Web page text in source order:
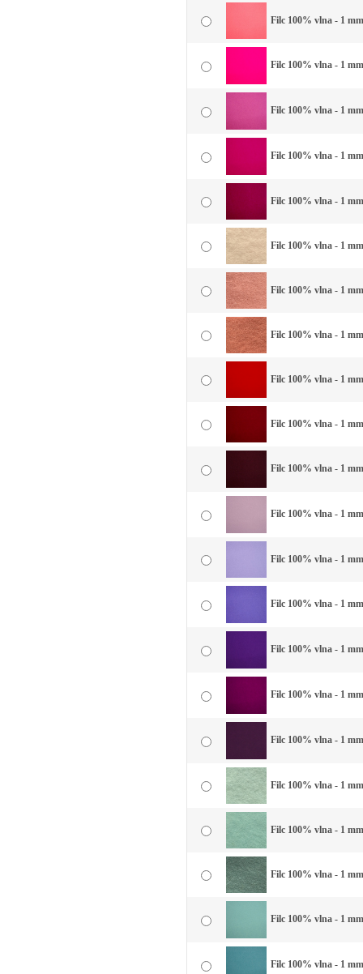
Filc 100% vlna - 1
Filc 100% vlna - 1
Filc 100% vlna - 1
Filc 100% vlna - 1
Filc 100% vlna - 1
Filc 100% vlna - 1
Filc 100% vlna - 1
Filc 100% vlna - 1
Filc 100% vlna - 1
Filc 100% vlna - 1
Filc 100% vlna - 1
Filc 100% vlna - 1
Filc 100% vlna - 1
Filc 100% vlna - 1
Filc 100% vlna - 1
Filc 100% vlna - 1
Filc 100% vlna - 1
Filc 100% vlna - 1
Filc 100% vlna - 1
Filc 100% vlna - 1
Filc 100% vlna - 1
Filc 100% vlna - 1